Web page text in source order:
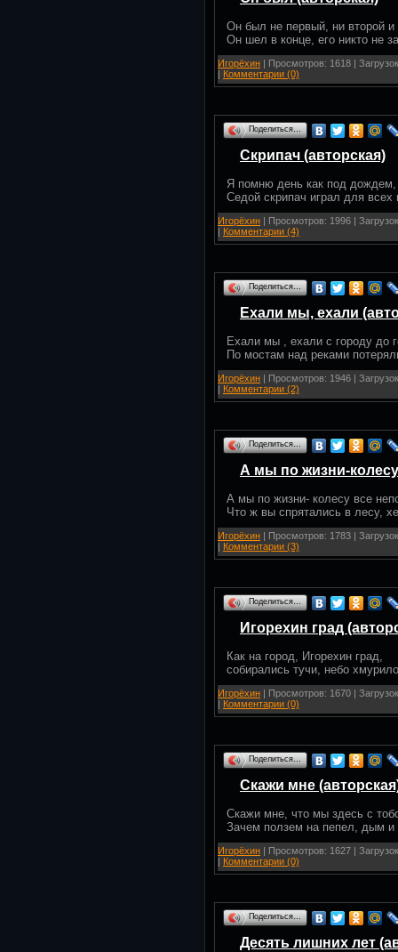
Он был не первый, ни второй и
Он шел в конце, его никто не
Игорёхин | Просмотров: 1618 |
| Комментарии (0)
Поделиться…
Скрипач (авторская)
Я помню день как под дождем,
Седой скрипач играл для всех
Игорёхин | Просмотров: 1996 |
| Комментарии (4)
Поделиться…
Ехали мы, ехали
Ехали мы , ехали с городу до
По мостам над реками
Игорёхин | Просмотров: 1946 |
| Комментарии (2)
Поделиться…
А мы по жизни-
А мы по жизни- колесу все
Что ж вы спрятались в лесу,
Игорёхин | Просмотров: 1783 |
| Комментарии (3)
Поделиться…
Игорехин град
Как на город, Игорехин град,
собирались тучи, небо
Игорёхин | Просмотров: 1670 |
| Комментарии (0)
Поделиться…
Скажи мне
Скажи мне, что мы здесь с
Зачем ползем на пепел, дым и
Игорёхин | Просмотров: 1627 |
| Комментарии (0)
Поделиться…
Десять лишних лет